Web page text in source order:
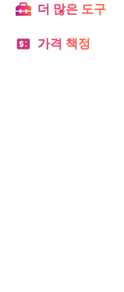
더 많은 도구
가격 책정